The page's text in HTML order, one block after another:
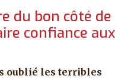
du bon côté de
confiance aux
oublié les terribles